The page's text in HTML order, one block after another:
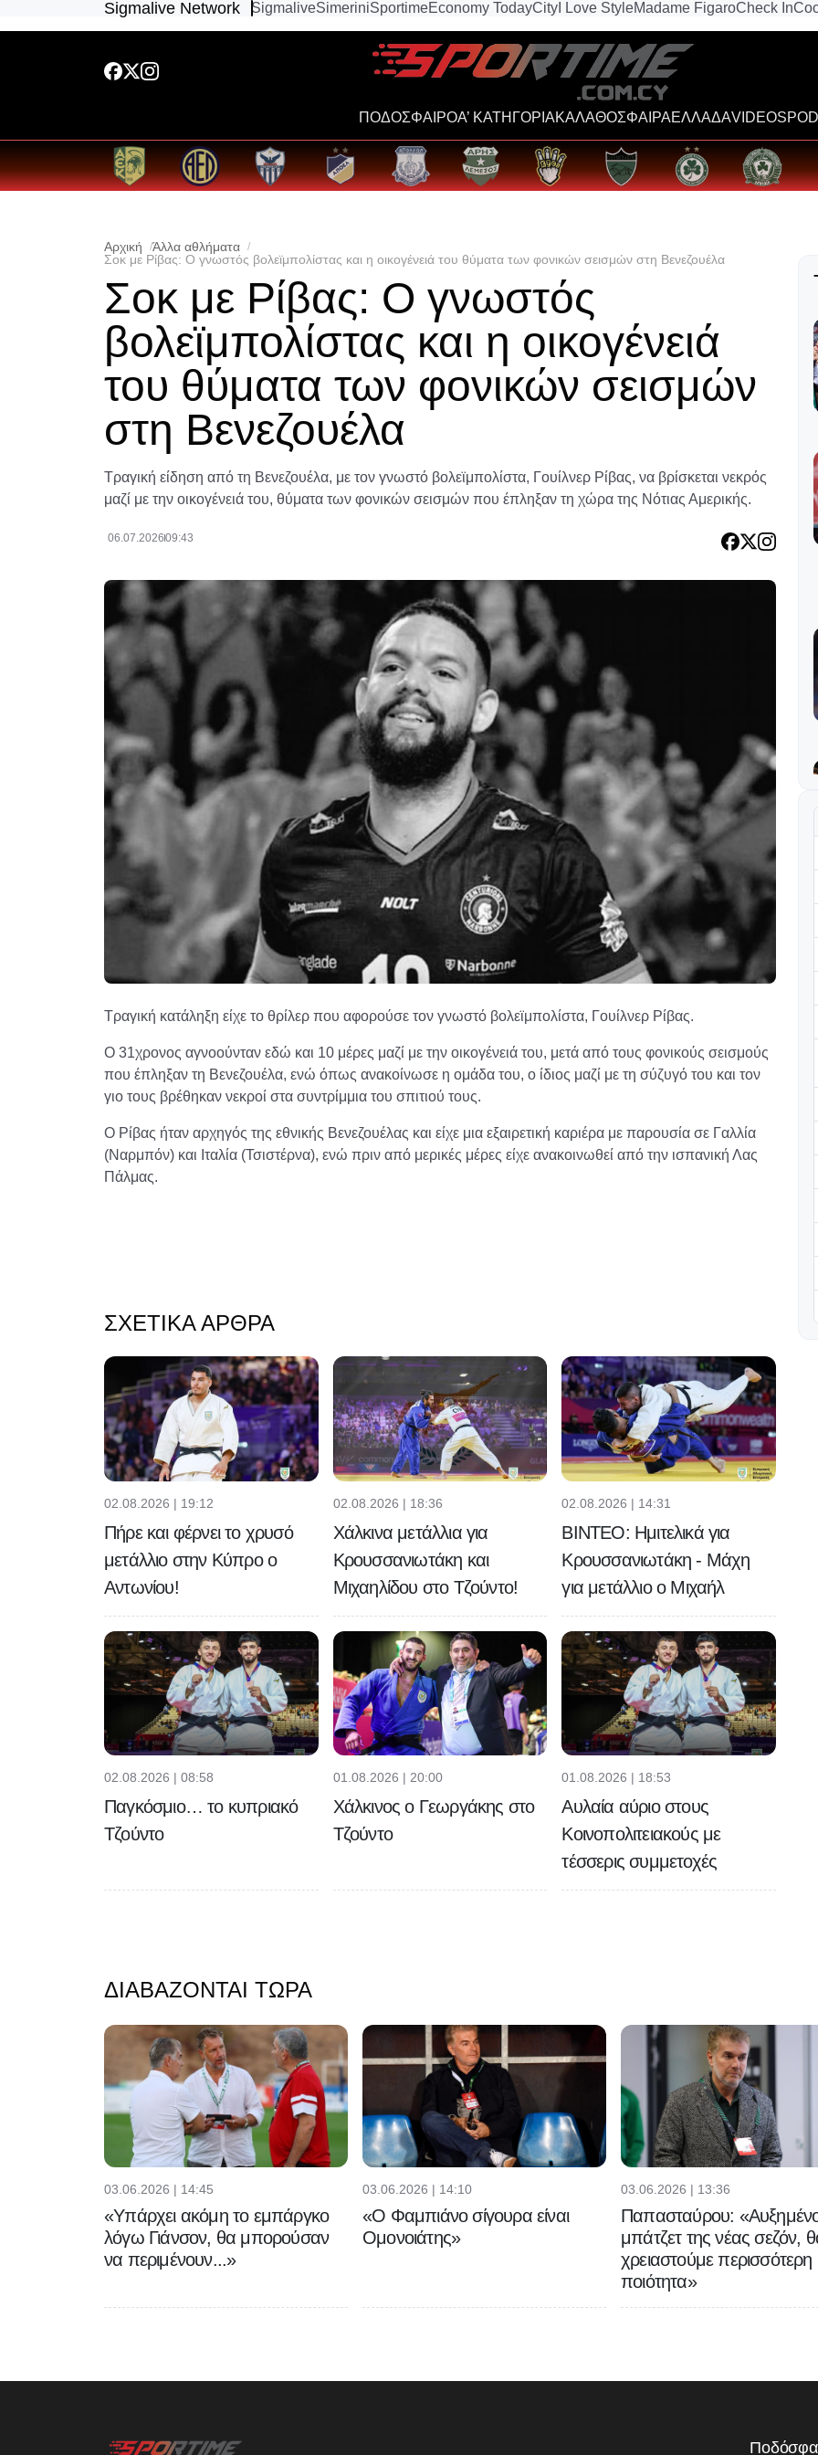
Sigmalive Network SigmaliveSimeriniSportimeEconomy TodayCity I Love StyleMadame FigaroCheck In
ΠΟΔΟΣΦΑΙΡΟΑ’ ΚΑΤΗΓΟΡΙΑΚΑΛΑΘΟΣΦΑΙΡΑΕΛΛΑΔΑVIDEOS
Αρχική
Άλλα αθλήματα
Σοκ με Ρίβας: Ο γνωστός βολεϊμπολίστας και η οικογένειά του θύματα των φονικών σεισμών στη Βενεζουέλα
Σοκ με Ρίβας: Ο γνωστός
βολεϊμπολίστας και η οικογένειά
του θύματα των φονικών σεισμών
στη Βενεζουέλα
Τραγική είδηση από τη Βενεζουέλα, με τον γνωστό βολεϊμπολίστα, Γουίλνερ Ρίβας, να βρίσκεται νεκρός
μαζί με την οικογένειά του, θύματα των φονικών σεισμών που έπληξαν τη χώρα της Νότιας Αμερικής.
06.07.202609:43
Τραγική κατάληξη είχε το θρίλερ που αφορούσε τον γνωστό βολεϊμπολίστα, Γουίλνερ Ρίβας.
Ο 31χρονος αγνοούνταν εδώ και 10 μέρες μαζί με την οικογένειά του, μετά από τους φονικούς σεισμούς
που έπληξαν τη Βενεζουέλα, ενώ όπως ανακοίνωσε η ομάδα του, ο ίδιος μαζί με τη σύζυγό του και τον
γιο τους βρέθηκαν νεκροί στα συντρίμμια του σπιτιού τους.
Ο Ρίβας ήταν αρχηγός της εθνικής Βενεζουέλας και είχε μια εξαιρετική καριέρα με παρουσία σε Γαλλία
(Ναρμπόν) και Ιταλία (Τσιστέρνα), ενώ πριν από μερικές μέρες είχε ανακοινωθεί από την ισπανική Λας
Πάλμας.
ΣΧΕΤΙΚΆ ΆΡΘΡΑ
02.08.2026 | 19:12
Πήρε και φέρνει το χρυσό
μετάλλιο στην Κύπρο ο
Αντωνίου!
02.08.2026 | 18:36
Χάλκινα μετάλλια για
Κρουσσανιωτάκη και
Μιχαηλίδου στο Τζούντο!
02.08.2026 | 14:31
ΒΙΝΤΕΟ: Ημιτελικά για
Κρουσσανιωτάκη - Μάχη
για μετάλλιο ο Μιχαήλ
02.08.2026 | 08:58
Παγκόσμιο… το κυπριακό
Τζούντο
01.08.2026 | 20:00
Χάλκινος ο Γεωργάκης στο
Τζούντο
01.08.2026 | 18:53
Αυλαία αύριο στους
Κοινοπολιτειακούς με
τέσσερις συμμετοχές
ΔΙΑΒΆΖΟΝΤΑΙ ΤΏΡΑ
03.06.2026 | 14:45
«Υπάρχει ακόμη το εμπάργκο
λόγω Γιάνσον, θα μπορούσαν
να περιμένουν...»
03.06.2026 | 14:10
«Ο Φαμπιάνο σίγουρα είναι
Ομονοιάτης»
03.06.2026 | 13:36
Παπασταύρου:
μπάτζετ της νέας σεζόν,
χρειαστούμε περισσότερη
ποιότητα»